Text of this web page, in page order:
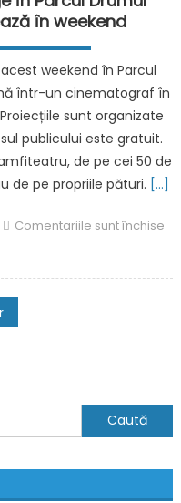
în weekend
weekend în Parcul
într-un cinematograf în
sunt organizate
publicului este gratuit.
de pe cei 50 de
de pe propriile pături. […]
Comentariile sunt închise